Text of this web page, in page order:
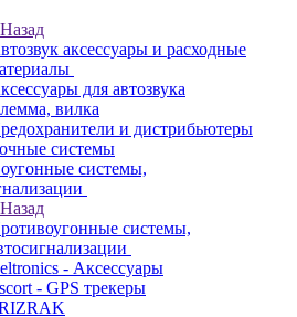
Назад
аксессуары и расходные
для автозвука
вилка
и дистрибьютеры
системы
системы,
Назад
системы,
- Аксессуары
- GPS трекеры